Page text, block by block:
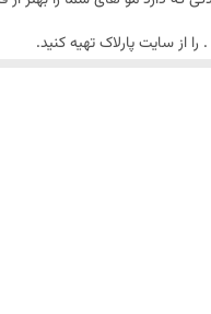
از سایت پارلاک تهیه کنید.
است. این کمپانی